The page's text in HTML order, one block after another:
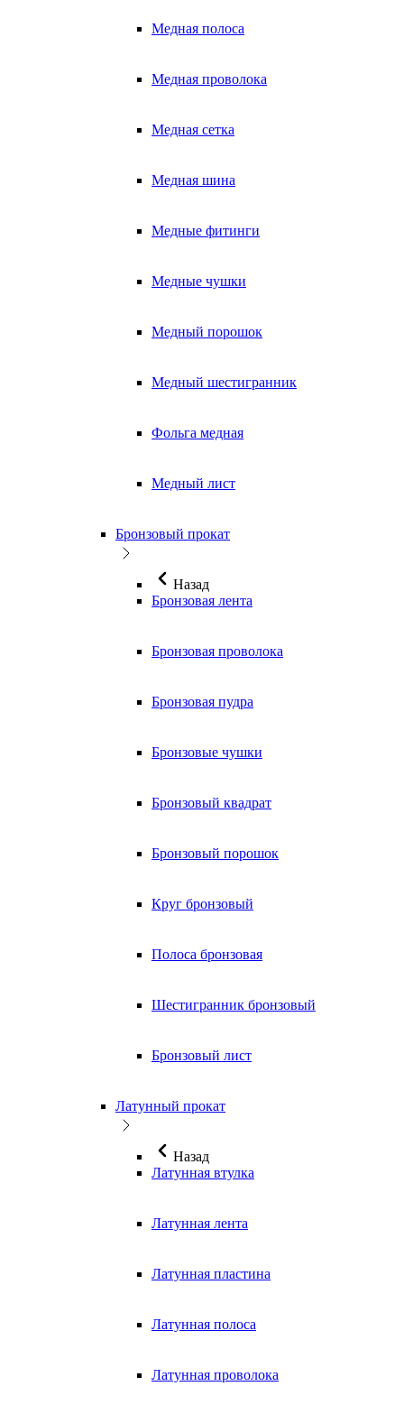
Медная полоса
Медная проволока
Медная сетка
Медная шина
Медные фитинги
Медные чушки
Медный порошок
Медный шестигранник
Фольга медная
Медный лист
Бронзовый прокат
Назад
Бронзовая лента
Бронзовая проволока
Бронзовая пудра
Бронзовые чушки
Бронзовый квадрат
Бронзовый порошок
Круг бронзовый
Полоса бронзовая
Шестигранник бронзовый
Бронзовый лист
Латунный прокат
Назад
Латунная втулка
Латунная лента
Латунная пластина
Латунная полоса
Латунная проволока